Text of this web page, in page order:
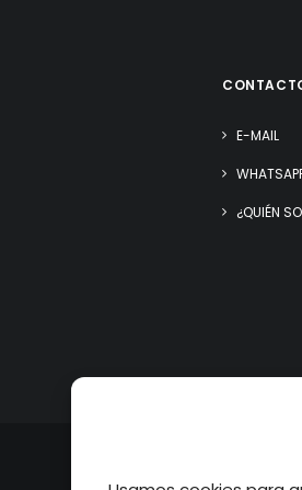
E-MAIL
¿QUIÉN